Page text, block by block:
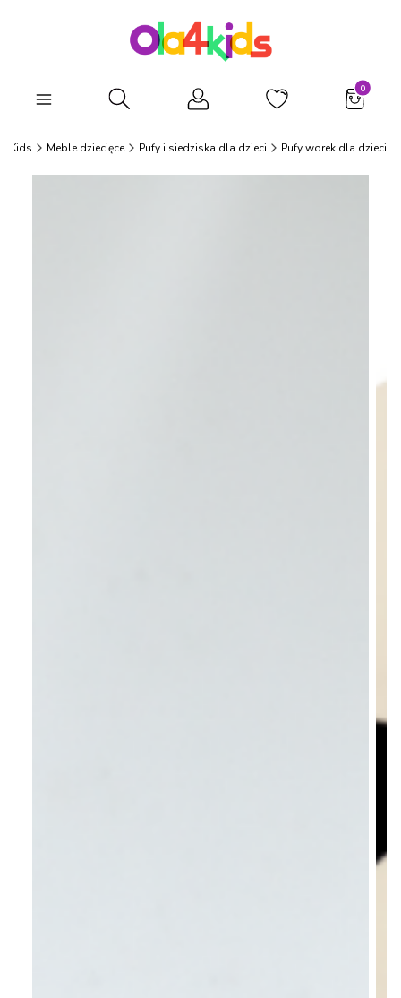
Otwórz wyszukiwarkę
Meble dziecięce Pufy i siedziska dla dzieci Pufy worek dla dzieci